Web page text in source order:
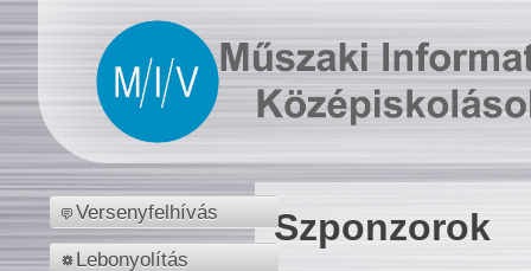
Versenyfelhívás
Lebonyolítás
Szponzorok